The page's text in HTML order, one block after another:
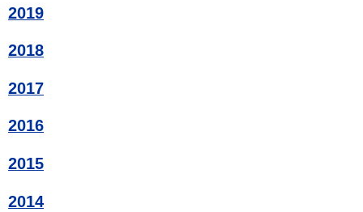
2019
2018
2017
2016
2015
2014